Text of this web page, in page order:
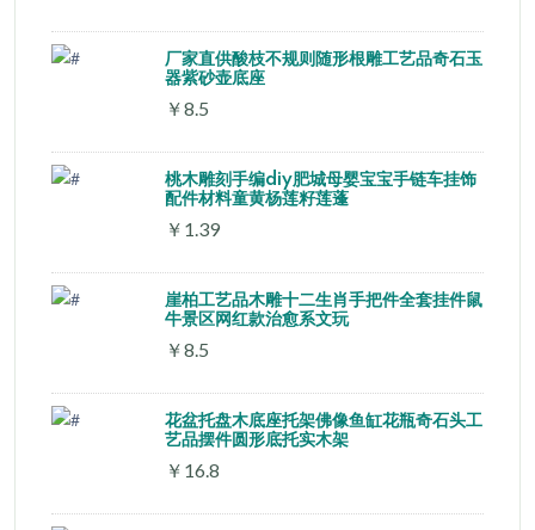
厂家直供酸枝不规则随形根雕工艺品奇石玉
器紫砂壶底座
￥8.5
桃木雕刻手编diy肥城母婴宝宝手链车挂饰
配件材料童黄杨莲籽莲蓬
￥1.39
崖柏工艺品木雕十二生肖手把件全套挂件鼠
牛景区网红款治愈系文玩
￥8.5
花盆托盘木底座托架佛像鱼缸花瓶奇石头工
艺品摆件圆形底托实木架
￥16.8